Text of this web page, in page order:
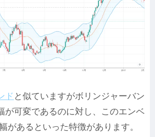
ド と似ていますがボリンジャーバン
が可変であるのに対し、このエンベ
があるといった特徴があります。